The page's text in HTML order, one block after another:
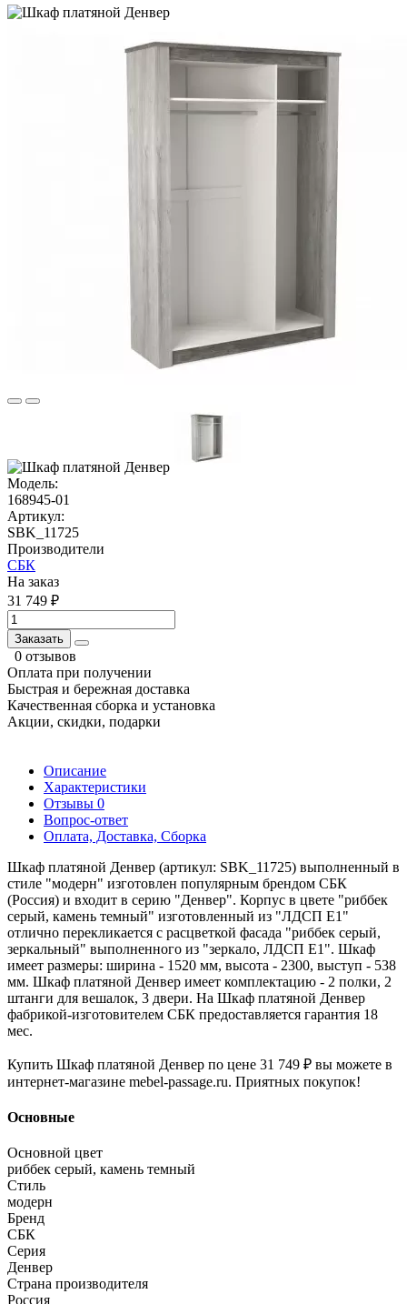
Модель:
168945-01
Артикул:
SBK_11725
Производители
СБК
На заказ
31 749 ₽
Заказать
0 отзывов
Оплата при получении
Быстрая и бережная доставка
Качественная сборка и установка
Акции, скидки, подарки
Описание
Характеристики
Отзывы 0
Вопрос-ответ
Оплата, Доставка, Сборка
Шкаф платяной Денвер (артикул: SBK_11725) выполненный в
стиле "модерн" изготовлен популярным брендом СБК
(Россия) и входит в серию "Денвер". Корпус в цвете "риббек
серый, камень темный" изготовленный из "ЛДСП Е1"
отлично перекликается с расцветкой фасада "риббек серый,
зеркальный" выполненного из "зеркало, ЛДСП Е1". Шкаф
имеет размеры: ширина - 1520 мм, высота - 2300, выступ - 538
мм. Шкаф платяной Денвер имеет комплектацию - 2 полки, 2
штанги для вешалок, 3 двери. На Шкаф платяной Денвер
фабрикой-изготовителем СБК предоставляется гарантия 18
мес.
Купить Шкаф платяной Денвер по цене 31 749 ₽ вы можете в
интернет-магазине mebel-passage.ru. Приятных покупок!
Основные
Основной цвет
риббек серый, камень темный
Стиль
модерн
Бренд
СБК
Серия
Денвер
Страна производителя
Россия